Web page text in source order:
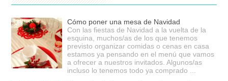
Cómo poner una mesa de Navidad
Con las fiestas de Navidad a la vuelta de la
esquina, muchos/as de los que tenemos
previsto organizar comidas o cenas en casa
estamos ya pensando en el menú que vamos
a ofrecer a nuestros invitados. Algunos/as
incluso lo tenemos todo ya comprado ...